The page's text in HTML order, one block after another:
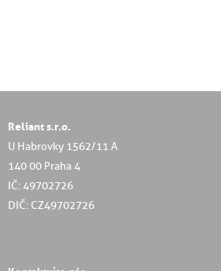
Reliant s.r.o.
U Habrovky 1562/11 A
140 00 Praha 4
IČ: 49702726
DIČ: CZ49702726